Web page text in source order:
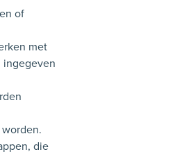
of
met
ingegeven
die